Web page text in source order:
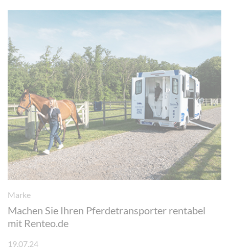
Marke
Machen Sie Ihren Pferdetransporter rentabel
mit Renteo.de
19.07.24